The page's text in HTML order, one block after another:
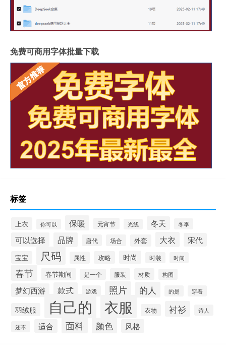
免费可商用字体批量下载
标签
上衣 你可以 保暖 元宵节 光线 冬天 冬季
可以选择 品牌 唐代 场合 外套 大衣 宋代
宝宝 尺码 属性 攻略 时尚 时装 时间
春节 春节期间 是一个 服装 材质 构图
梦幻西游 款式 游戏 照片 的人 的是 穿着
羽绒服 自己的 衣服 衣物 衬衫 诗人
还不 适合 面料 颜色 风格